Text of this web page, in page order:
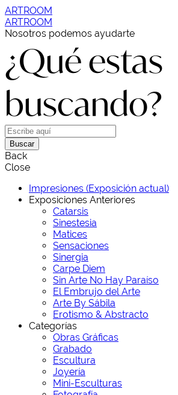
ARTROOM
ARTROOM
Nosotros podemos ayudarte
¿Qué estas
buscando?
Buscar
Back
Close
Impresiones (Exposición actual)
Exposiciones Anteriores
Catarsis
Sinestesia
Matices
Sensaciones
Sinergia
Carpe Diem
Sin Arte No Hay Paraíso
El Embrujo del Arte
Arte By Sábila
Erotismo & Abstracto
Categorías
Obras Gráficas
Grabado
Escultura
Joyería
Mini-Esculturas